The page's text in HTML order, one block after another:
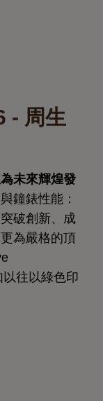
- 周生
未來輝煌發
鐘錶性能：
破創新、成
為嚴格的頂
往以綠色印